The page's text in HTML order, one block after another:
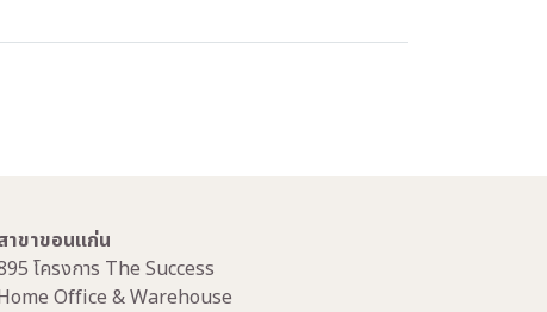
าขาขอนแก่น
โครงการ The Success
Office & Warehouse